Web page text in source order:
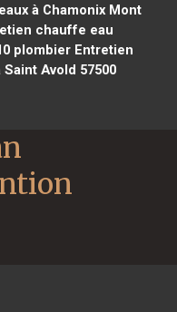
à Chamonix Mont
chauffe eau
plombier Entretien
Avold 57500